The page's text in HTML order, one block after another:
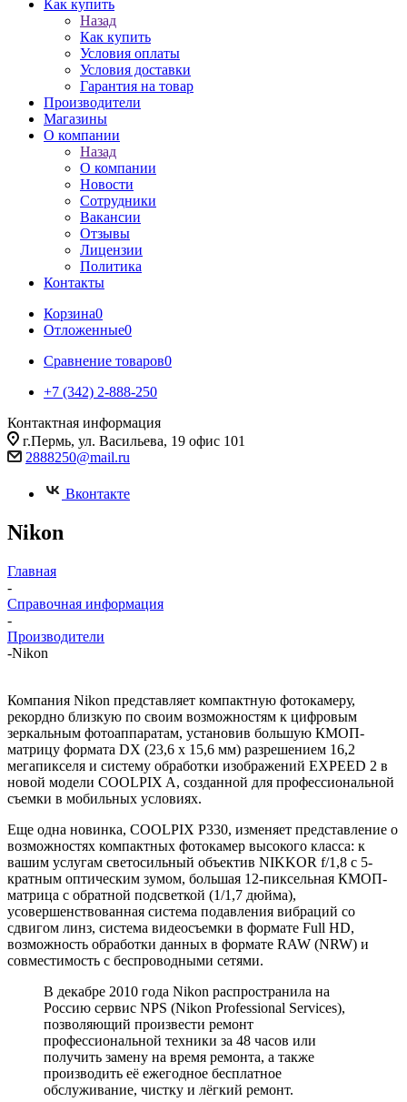
Как купить
Назад
Как купить
Условия оплаты
Условия доставки
Гарантия на товар
Производители
Магазины
О компании
Назад
О компании
Новости
Сотрудники
Вакансии
Отзывы
Лицензии
Политика
Контакты
Корзина0
Отложенные0
Сравнение товаров0
+7 (342) 2-888-250
Контактная информация
г.Пермь, ул. Васильева, 19 офис 101
2888250@mail.ru
Вконтакте
Nikon
Главная
-
Справочная информация
-
Производители
-Nikon
Компания Nikon представляет компактную фотокамеру,
рекордно близкую по своим возможностям к цифровым
зеркальным фотоаппаратам, установив большую КМОП-
матрицу формата DX (23,6 х 15,6 мм) разрешением 16,2
мегапикселя и систему обработки изображений EXPEED 2 в
новой модели COOLPIX A, созданной для профессиональной
съемки в мобильных условиях.
Еще одна новинка, COOLPIX P330, изменяет представление о
возможностях компактных фотокамер высокого класса: к
вашим услугам светосильный объектив NIKKOR f/1,8 с 5-
кратным оптическим зумом, большая 12-пиксельная КМОП-
матрица с обратной подсветкой (1/1,7 дюйма),
усовершенствованная система подавления вибраций со
сдвигом линз, система видеосъемки в формате Full HD,
возможность обработки данных в формате RAW (NRW) и
совместимость с беспроводными сетями.
В декабре 2010 года Nikon распространила на
Россию сервис NPS (Nikon Professional Services),
позволяющий произвести ремонт
профессиональной техники за 48 часов или
получить замену на время ремонта, а также
производить её ежегодное бесплатное
обслуживание, чистку и лёгкий ремонт.